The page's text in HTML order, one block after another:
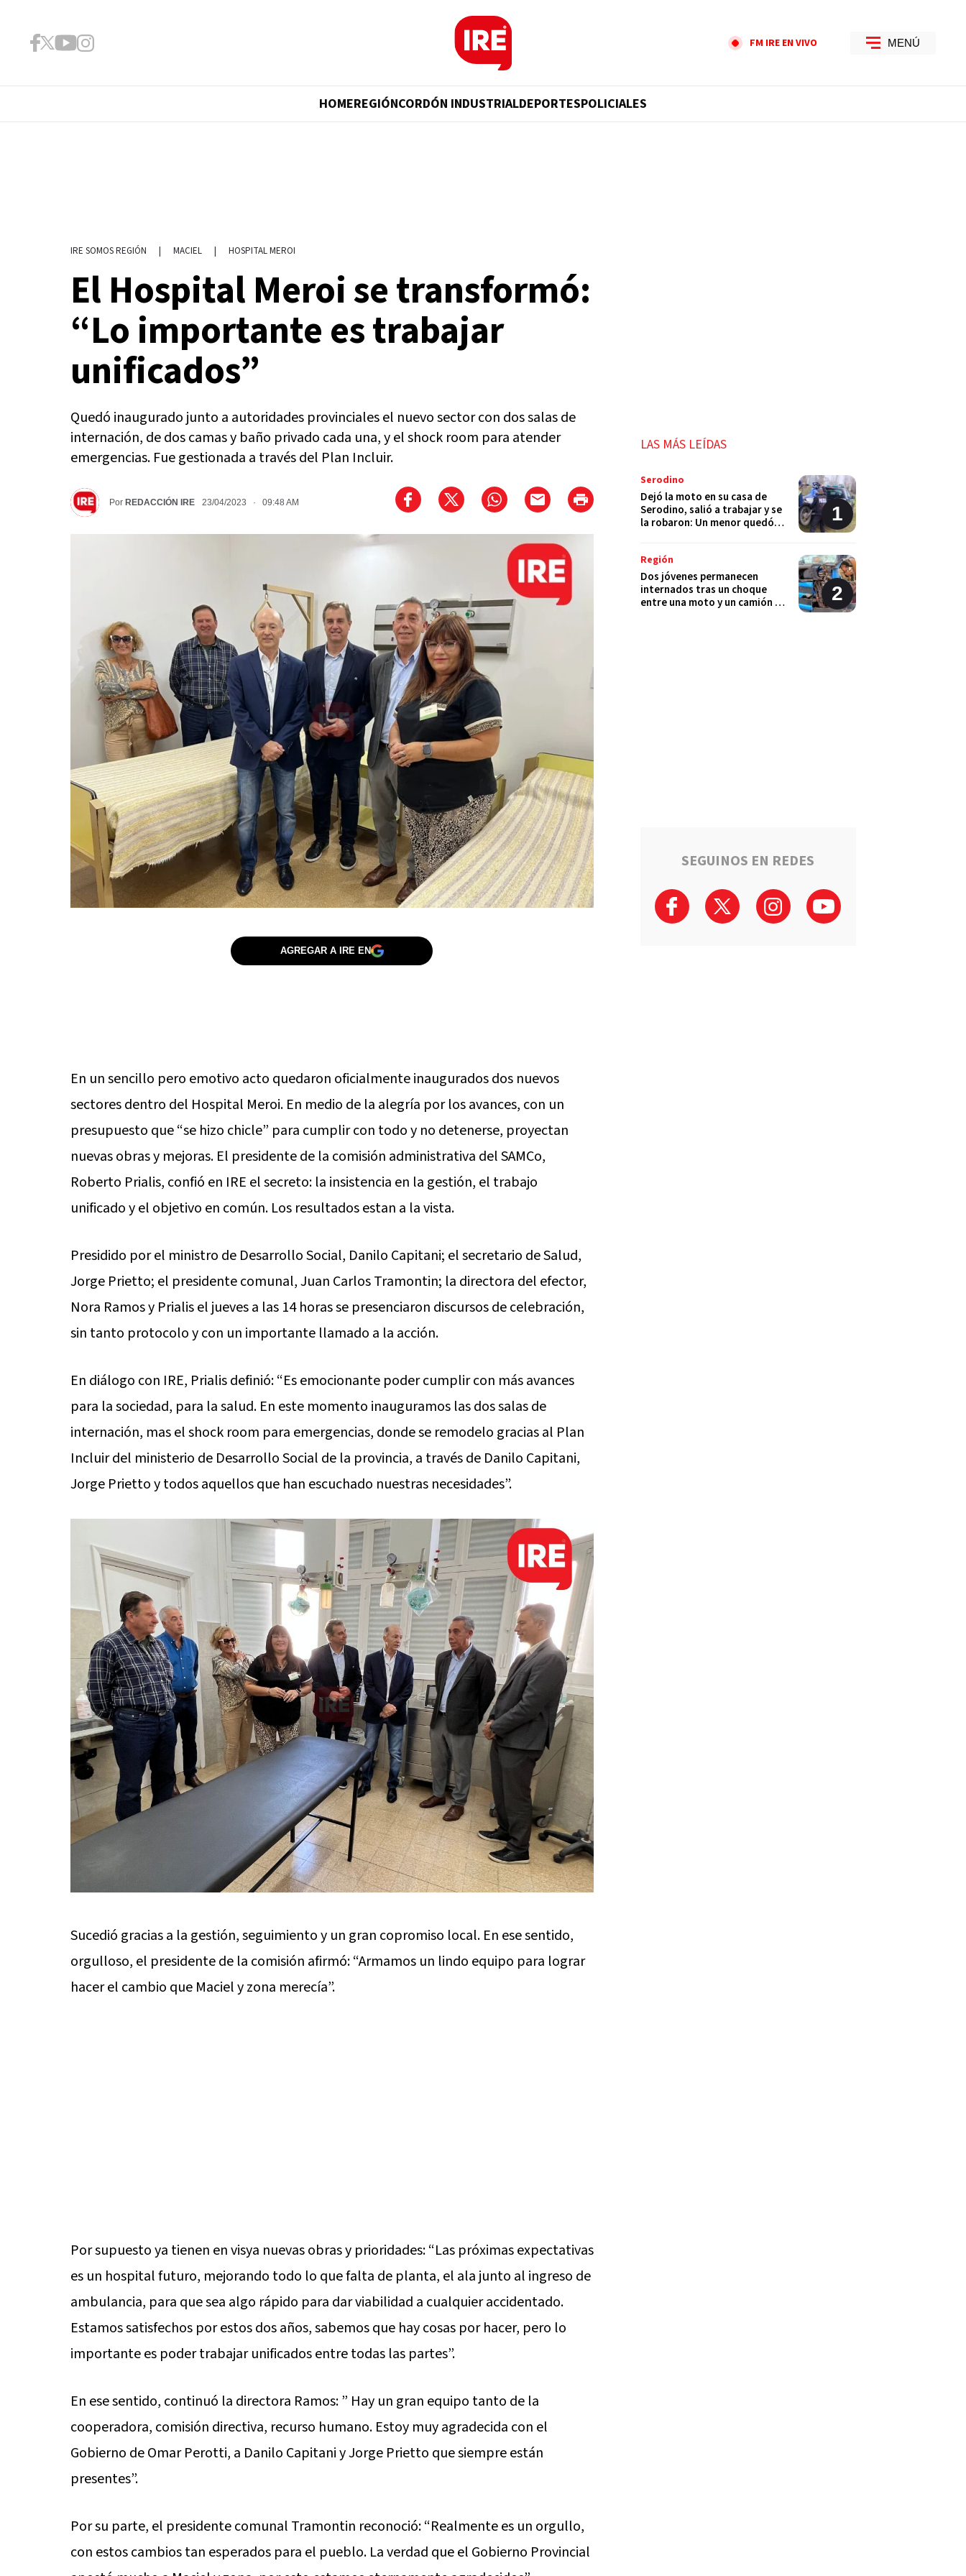
FM IRE EN VIVO MENÚ
HOMEREGIÓNCORDÓN INDUSTRIALDEPORTESPOLICIALES
IRE SOMOS REGIÓN | MACIEL | HOSPITAL MEROI
El Hospital Meroi se transformó:
“Lo importante es trabajar
unificados”
Quedó inaugurado junto a autoridades provinciales el nuevo sector con dos salas de
internación, de dos camas y baño privado cada una, y el shock room para atender
emergencias. Fue gestionada a través del Plan Incluir.
Por REDACCIÓN IRE 23/04/2023 · 09:48 AM
AGREGAR A IRE EN
En un sencillo pero emotivo acto quedaron oficialmente inaugurados dos nuevos
sectores dentro del Hospital Meroi. En medio de la alegría por los avances, con un
presupuesto que “se hizo chicle” para cumplir con todo y no detenerse, proyectan
nuevas obras y mejoras. El presidente de la comisión administrativa del SAMCo,
Roberto Prialis, confió en IRE el secreto: la insistencia en la gestión, el trabajo
unificado y el objetivo en común. Los resultados estan a la vista.
Presidido por el ministro de Desarrollo Social, Danilo Capitani; el secretario de Salud,
Jorge Prietto; el presidente comunal, Juan Carlos Tramontin; la directora del efector,
Nora Ramos y Prialis el jueves a las 14 horas se presenciaron discursos de celebración,
sin tanto protocolo y con un importante llamado a la acción.
En diálogo con IRE, Prialis definió: “Es emocionante poder cumplir con más avances
para la sociedad, para la salud. En este momento inauguramos las dos salas de
internación, mas el shock room para emergencias, donde se remodelo gracias al Plan
Incluir del ministerio de Desarrollo Social de la provincia, a través de Danilo Capitani,
Jorge Prietto y todos aquellos que han escuchado nuestras necesidades”.
Sucedió gracias a la gestión, seguimiento y un gran copromiso local. En ese sentido,
orgulloso, el presidente de la comisión afirmó: “Armamos un lindo equipo para lograr
hacer el cambio que Maciel y zona merecía”.
Por supuesto ya tienen en visya nuevas obras y prioridades: “Las próximas expectativas
es un hospital futuro, mejorando todo lo que falta de planta, el ala junto al ingreso de
ambulancia, para que sea algo rápido para dar viabilidad a cualquier accidentado.
Estamos satisfechos por estos dos años, sabemos que hay cosas por hacer, pero lo
importante es poder trabajar unificados entre todas las partes”.
En ese sentido, continuó la directora Ramos: ” Hay un gran equipo tanto de la
cooperadora, comisión directiva, recurso humano. Estoy muy agradecida con el
Gobierno de Omar Perotti, a Danilo Capitani y Jorge Prietto que siempre están
presentes”.
Por su parte, el presidente comunal Tramontin reconoció: “Realmente es un orgullo,
con estos cambios tan esperados para el pueblo. La verdad que el Gobierno Provincial
LAS MÁS LEÍDAS
Serodino
Dejó la moto en su casa de
Serodino, salió a trabajar y se
la robaron: Un menor quedó
Región
Dos jóvenes permanecen
internados tras un choque
entre una moto y un camión en
"Solo quería darle una
oportunidad"SEGUINOS EN REDES